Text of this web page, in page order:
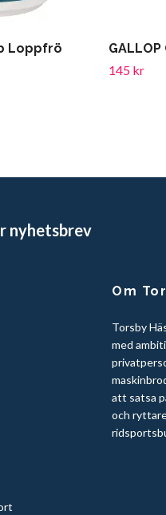
Loppfrö
145 kr
nyhetsbrev
Om
Torsby
med
att satsa
och